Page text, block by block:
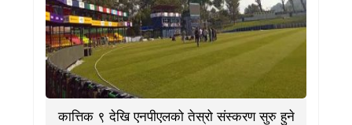
कात्तिक ९ देखि एनपीएलको तेस्रो संस्करण सुरु हुने